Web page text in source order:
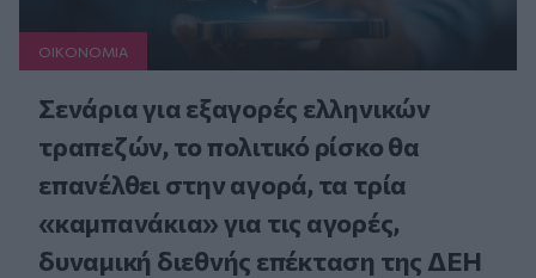
ΟΙΚΟΝΟΜΙΑ
Σενάρια για εξαγορές ελληνικών
τραπεζών, το πολιτικό ρίσκο θα
επανέλθει στην αγορά, τα τρία
«καμπανάκια» για τις αγορές,
δυναμική διεθνής επέκταση της ΔΕΗ